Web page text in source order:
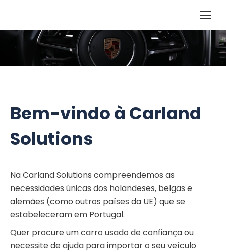
Bem-vindo à Carland
Solutions
Na Carland Solutions compreendemos as
necessidades únicas dos holandeses, belgas e
alemães (como outros países da UE) que se
estabeleceram em Portugal.
Quer procure um carro usado de confiança ou
necessite de ajuda para importar o seu veículo